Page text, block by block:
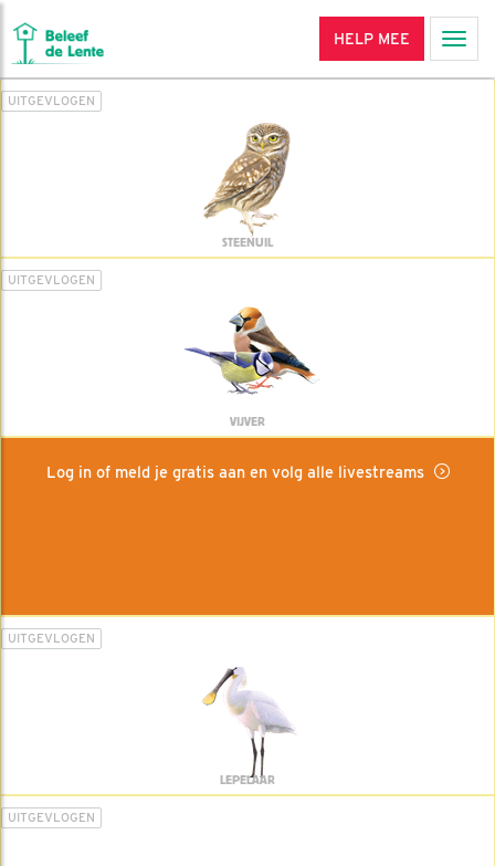
HELP MEE
UITGEVLOGEN
STEENUIL
UITGEVLOGEN
VIJVER
Log in of meld je gratis aan en volg alle livestreams
UITGEVLOGEN
LEPELAAR
UITGEVLOGEN